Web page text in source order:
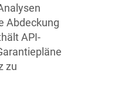
Abdeckung
API-
zu